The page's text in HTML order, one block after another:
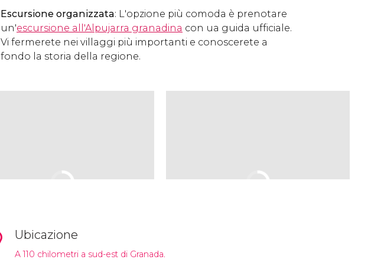
Escursione organizzata: L'opzione più comoda è prenotare
un'escursione all'Alpujarra granadina con ua guida ufficiale.
Vi fermerete nei villaggi più importanti e conoscerete a
fondo la storia della regione.
Ubicazione
A 110 chilometri a sud-est di Granada.